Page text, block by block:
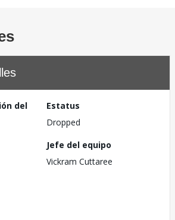
del
Estatus
Dropped
Jefe del equipo
Vickram Cuttaree